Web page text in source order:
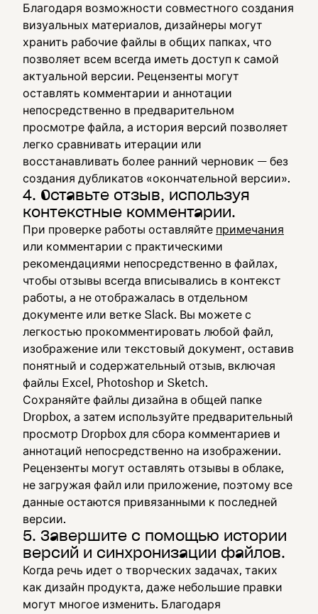
Благодаря возможности совместного создания
визуальных материалов, дизайнеры могут
хранить рабочие файлы в общих папках, что
позволяет всем всегда иметь доступ к самой
актуальной версии. Рецензенты могут
оставлять комментарии и аннотации
непосредственно в предварительном
просмотре файла, а история версий позволяет
легко сравнивать итерации или
восстанавливать более ранний черновик — без
создания дубликатов «окончательной версии».
4. Оставьте отзыв, используя
контекстные комментарии.
При проверке работы оставляйте примечания
или комментарии с практическими
рекомендациями непосредственно в файлах,
чтобы отзывы всегда вписывались в контекст
работы, а не отображалась в отдельном
документе или ветке Slack. Вы можете с
легкостью прокомментировать любой файл,
изображение или текстовый документ, оставив
понятный и содержательный отзыв, включая
файлы Excel, Photoshop и Sketch.
Сохраняйте файлы дизайна в общей папке
Dropbox, а затем используйте предварительный
просмотр Dropbox для сбора комментариев и
аннотаций непосредственно на изображении.
Рецензенты могут оставлять отзывы в облаке,
не загружая файл или приложение, поэтому все
данные остаются привязанными к последней
версии.
5. Завершите с помощью истории
версий и синхронизации файлов.
Когда речь идет о творческих задачах, таких
как дизайн продукта, даже небольшие правки
могут многое изменить. Благодаря